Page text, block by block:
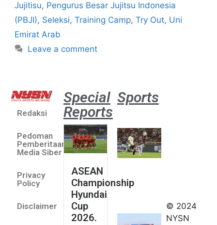
Jujitisu, Pengurus Besar Jujitsu Indonesia
(PBJI), Seleksi, Training Camp, Try Out, Uni
Emirat Arab
Leave a comment
Redaksi
Pedoman
Pemberitaan
Media Siber
Privacy
Policy
Disclaimer
Special
Reports
ASEAN
Championship
Hyundai
Cup
2026.
Sports
umum
Kejurnas
© 2024
NYSN